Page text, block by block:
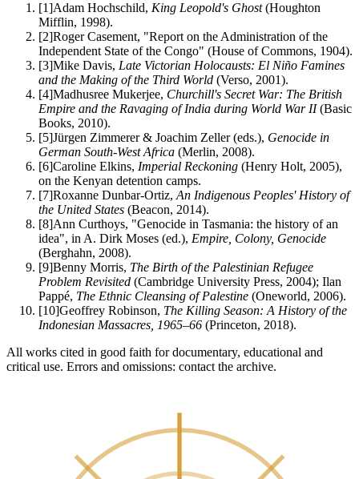
[1]Adam Hochschild, King Leopold's Ghost(Houghton
Mifflin, 1998).
[2]Roger Casement, "Report on the Administration of the
Independent State of the Congo" (House of Commons, 1904).
[3]Mike Davis, Late Victorian Holocausts: El Niño Famines
and the Making of the Third World (Verso, 2001).
[4]Madhusree Mukerjee, Churchill's Secret War: The British
Empire and the Ravaging of India during World War II(Basic
Books, 2010).
[5]Jürgen Zimmerer & Joachim Zeller (eds.), Genocide in
German South-West Africa (Merlin, 2008).
[6]Caroline Elkins, Imperial Reckoning (Henry Holt, 2005),
on the Kenyan detention camps.
[7]Roxanne Dunbar-Ortiz, An Indigenous Peoples' History of
the United States (Beacon, 2014).
[8]Ann Curthoys, "Genocide in Tasmania: the history of an
idea", in A. Dirk Moses (ed.), Empire, Colony, Genocide
(Berghahn, 2008).
[9]Benny Morris, The Birth of the Palestinian Refugee
Problem Revisited (Cambridge University Press, 2004); Ilan
Pappé, The Ethnic Cleansing of Palestine (Oneworld, 2006).
[10]Geoffrey Robinson, The Killing Season: A History of the
Indonesian Massacres, 1965–66 (Princeton, 2018).
All works cited in good faith for documentary, educational and
critical use. Errors and omissions: contact the archive.